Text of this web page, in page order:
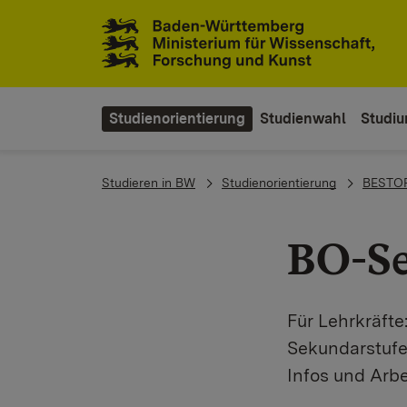
Studienorientierung Studienwahl
You are here:
Studieren in BW Studienorientierung
BO-
Für
Infos und